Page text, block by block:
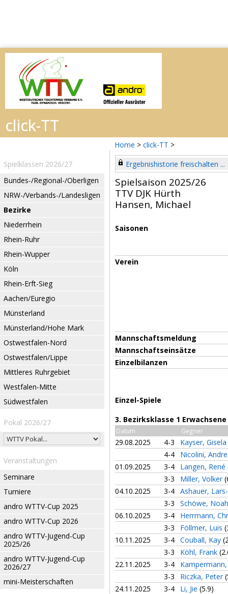
Home > click-TT >
Spielklassen 2026/27
Bundes-/Regional-/Oberligen
NRW-/Verbands-/Landesligen
Bezirke
Niederrhein
Rhein-Ruhr
Rhein-Wupper
Köln
Rhein-Erft-Sieg
Aachen/Euregio
Münsterland
Münsterland/Hohe Mark
Ostwestfalen-Nord
Ostwestfalen/Lippe
Mittleres Ruhrgebiet
Westfalen-Mitte
Südwestfalen
Pokal 2026/27
Veranstaltungen
Seminare
Turniere
andro WTTV-Cup 2025
andro WTTV-Cup 2026
andro WTTV-Jugend-Cup
2025/26
andro WTTV-Jugend-Cup
2026/27
mini-Meisterschaften
Ergebnishistorie freischalten ...
Spielsaison 2025/26
TTV DJK Hürth
Hansen, Michael
Saisonen
Verein
Mannschaftsmeldung
Mannschaftseinsätze
Einzelbilanzen
Einzel-Spiele
3. Bezirksklasse 1
Datum Gegner
29.08.2025 4-3
Kayser, Gisela
4-4
Nicolini,
01.09.2025
3-4 Langen, René
3-3
Miller, Volker
04.10.2025
3-4 Ashauer,
3-3
Schöwe,
06.10.2025
3-4
Herrmann,
3-3
Föllmer, Luis
10.11.2025
3-4 Couball, Kay
3-3
Köhl, Frank
22.11.2025
3-4
3-3
Riczka, Peter
24.11.2025
3-4 Li, Jie (5.9)